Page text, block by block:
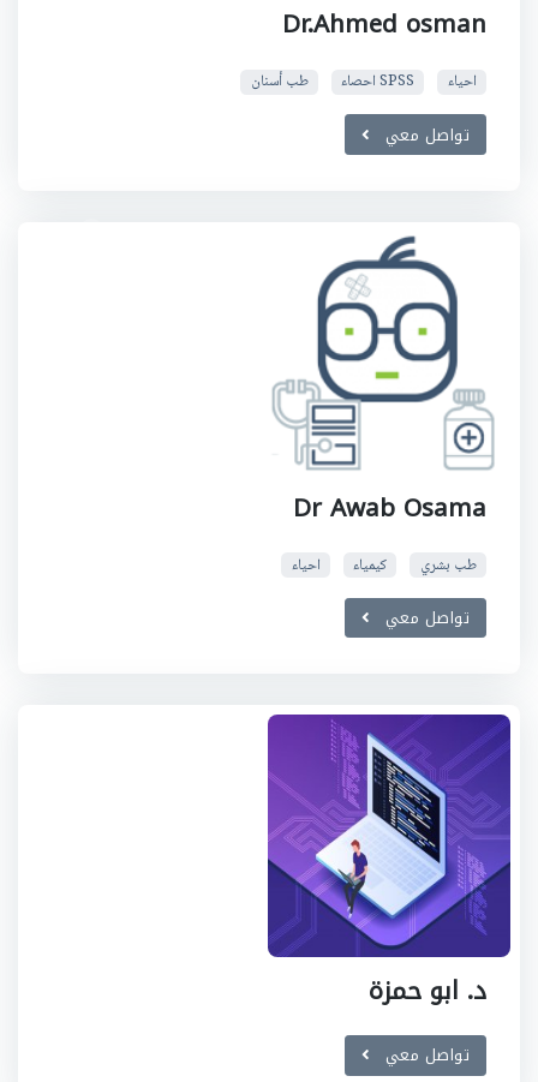
Dr.Ahmed osman
احياء SPSS احصاء طب أسنان
تواصل معي
Dr Awab Osama
طب بشري كيمياء احياء
تواصل معي
د. ابو حمزة
تواصل معي